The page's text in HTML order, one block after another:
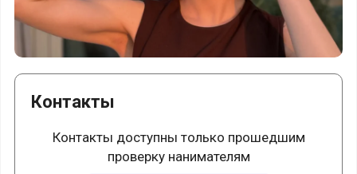
Контакты
Контакты доступны только прошедшим
проверку нанимателям